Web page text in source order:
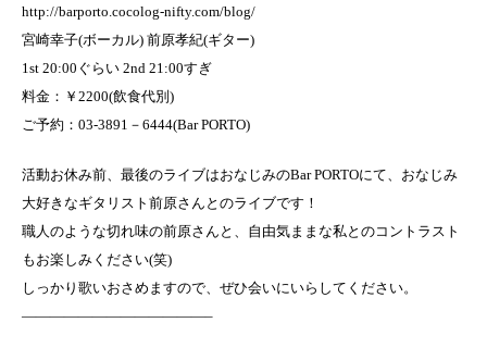
http://barporto.cocolog-nifty.com/blog/
宮崎幸子(ボーカル) 前原孝紀(ギター)
1st 20:00ぐらい 2nd 21:00すぎ
料金：￥2200(飲食代別)
ご予約：03-3891－6444(Bar PORTO)
活動お休み前、最後のライブはおなじみのBar PORTOにて、おなじみ
大好きなギタリスト前原さんとのライブです！
職人のような切れ味の前原さんと、自由気ままな私とのコントラスト
もお楽しみください(笑)
しっかり歌いおさめますので、ぜひ会いにいらしてください。
—————————————–